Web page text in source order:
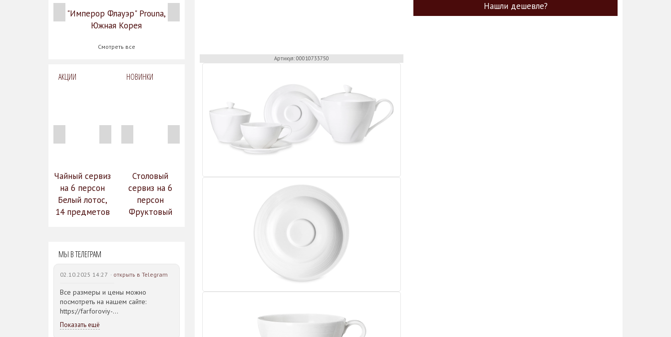
Артикул: 00010733750
Нашли дешевле?
"Имперор Флауэр" Prouna,
Южная Корея
Смотреть все
АКЦИИ
Чайный сервиз
на 6 персон
Белый лотос,
14 предметов
742 руб.
НОВИНКИ
Столовый
сервиз на 6
персон
Фруктовый
МЫ В ТЕЛЕГРАМ
02.10.2025 14:27 · открыть в Telegram
Все размеры и цены можно
посмотреть на нашем сайте:
https://farforoviy-
dvorec.ru/catalog/brands/Bohemia_JIHLAVA/
Показать ещё